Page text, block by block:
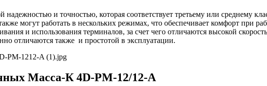
и точностью, которая соответствует третьему или среднему
могут работать в нескольких режимах, что обеспечивает комфорт при
и использования терминалов, за счет чего отличаются высокой
отличаются также и простотой в эксплуатации.
Масса-К 4D-PM-12/12-A